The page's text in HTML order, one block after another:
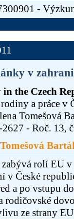
-
v
the Czech
a práce
Tomešová
- Roč. 13,
Tomešová
zabývá rolí EU
v České
a po vstupu
rodičovské
ze strany